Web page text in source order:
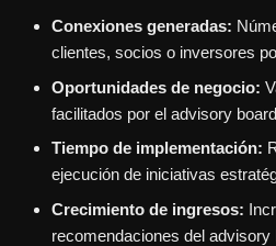
Conexiones generadas:
clientes, socios o inversores
Oportunidades de negocio:
facilitados por el advisory board
Tiempo de implementación:
ejecución de iniciativas
Crecimiento de ingresos:
recomendaciones del advisory